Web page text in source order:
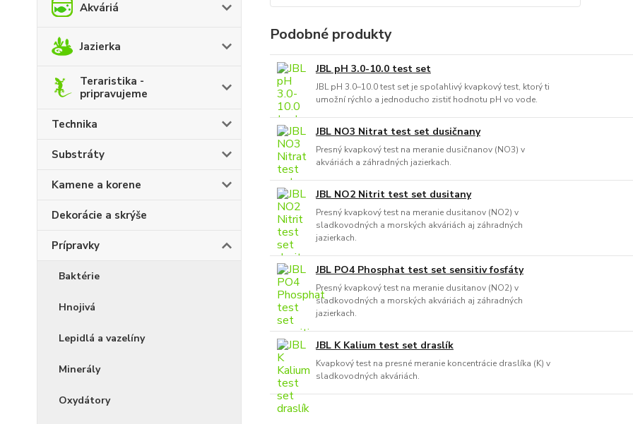
Akváriá
Jazierka
Teraristika -
pripravujeme
Technika
Substráty
Kamene a korene
Dekorácie a skrýše
Prípravky
Baktérie
Hnojivá
Lepidlá a vazelíny
Minerály
Oxydátory
Podobné produkty
JBL pH 3.0-10.0 test set
JBL pH 3.0–10.0 test set je spoľahlivý kvapkový test, ktorý ti
umožní rýchlo a jednoducho zistiť hodnotu pH vo vode.
JBL NO3 Nitrat test set dusičnany
Presný kvapkový test na meranie dusičnanov (NO3) v
akváriách a záhradných jazierkach.
JBL NO2 Nitrit test set dusitany
Presný kvapkový test na meranie dusitanov (NO2) v
sladkovodných a morských akváriách aj záhradných
jazierkach.
JBL PO4 Phosphat test set sensitiv fosfáty
Presný kvapkový test na meranie dusitanov (NO2) v
sladkovodných a morských akváriách aj záhradných
jazierkach.
JBL K Kalium test set draslík
Kvapkový test na presné meranie koncentrácie draslíka (K) v
sladkovodných akváriách.